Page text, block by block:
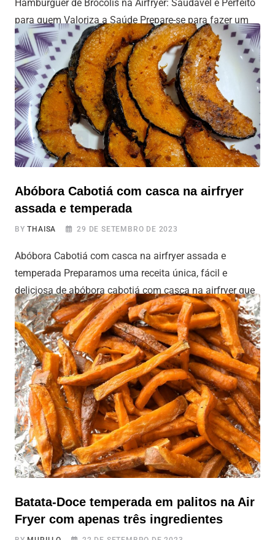
Hambúrguer de Brócolis na Airfryer: Saudável e Perfeito
para quem Valoriza a Saúde Prepare-se para fazer um
hambúrguer inspirado no incrível Hulk, o Hambúrguer de
Brócolis na Air Fryer, uma receita versátil que se adapta
a todos os gostos e preferências. Este hambúrguer, além
de ser uma excelente opção para vegetarianos e
veganos, é também
Abóbora Cabotiá com casca na airfryer
assada e temperada
BYTHAISA 29 DE SETEMBRO DE 2023
Abóbora Cabotiá com casca na airfryer assada e
temperada Preparamos uma receita única, fácil e
deliciosa de abóbora cabotiá com casca na airfryer que
começa de forma inusitada. Cortamos a abóbora ao
meio de uma maneira verdadeiramente diferenciada,
soltando-a corajosamente de uma altura de
aproximadamente 1,5 metros. Essa técnica torna o
processo mais fácil e
Batata-Doce temperada em palitos na Air
Fryer com apenas três ingredientes